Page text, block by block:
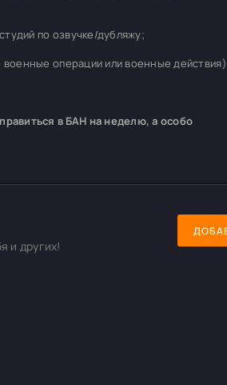
по озвучке/дубляжу;
военные операции или военные
в БАН на неделю, а особо
и других!